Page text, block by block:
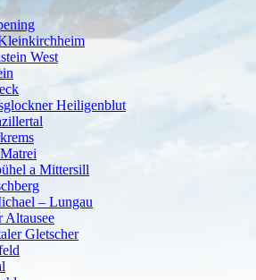
West
Heiligenblut
a Mittersill
– Lungau
Altausee
Gletscher